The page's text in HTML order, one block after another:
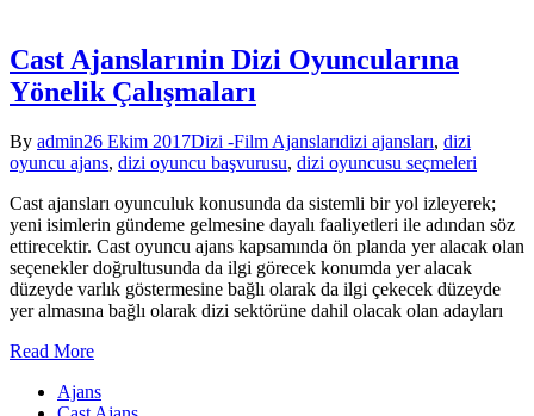
Cast Ajanslarınin Dizi Oyuncularına
Yönelik Çalışmaları
By admin26 Ekim 2017Dizi -Film Ajanslarıdizi ajansları, dizi
oyuncu ajans, dizi oyuncu başvurusu, dizi oyuncusu seçmeleri
Cast ajansları oyunculuk konusunda da sistemli bir yol izleyerek;
yeni isimlerin gündeme gelmesine dayalı faaliyetleri ile adından söz
ettirecektir. Cast oyuncu ajans kapsamında ön planda yer alacak olan
seçenekler doğrultusunda da ilgi görecek konumda yer alacak
düzeyde varlık göstermesine bağlı olarak da ilgi çekecek düzeyde
yer almasına bağlı olarak dizi sektörüne dahil olacak olan adayları
Read More
Ajans